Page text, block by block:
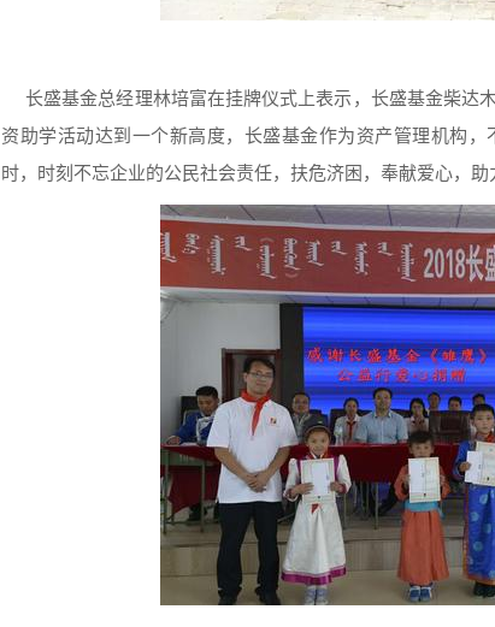
长盛基金总经理林培富在挂牌仪式上表示，长盛基金柴达
资助学活动达到一个新高度，长盛基金作为资产管理机构
时，时刻不忘企业的公民社会责任，扶危济困，奉献爱心，助